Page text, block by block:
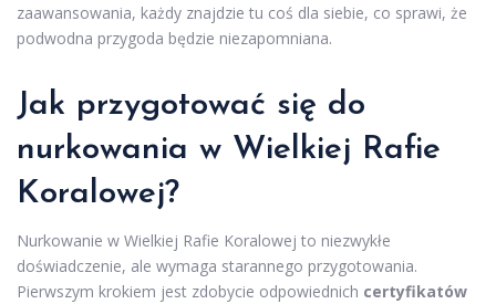
zaawansowania, każdy znajdzie tu coś dla siebie, co sprawi, że
podwodna przygoda będzie niezapomniana.
Jak przygotować się do
nurkowania w Wielkiej Rafie
Koralowej?
Nurkowanie w Wielkiej Rafie Koralowej to niezwykłe
doświadczenie, ale wymaga starannego przygotowania.
Pierwszym krokiem jest zdobycie odpowiednich certyfikatów